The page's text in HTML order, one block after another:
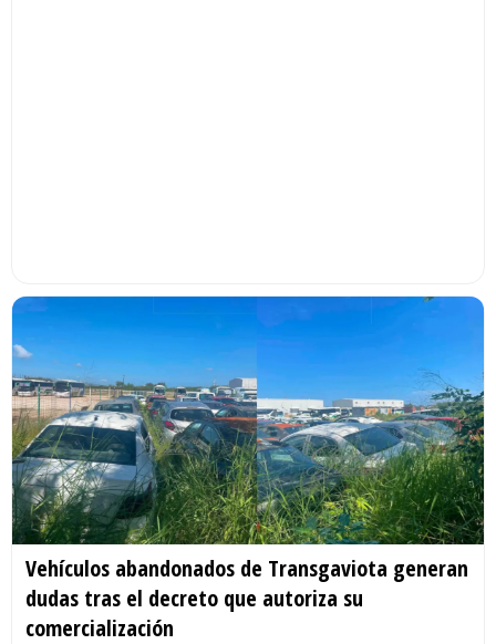
Vehículos abandonados de Transgaviota generan
dudas tras el decreto que autoriza su
comercialización